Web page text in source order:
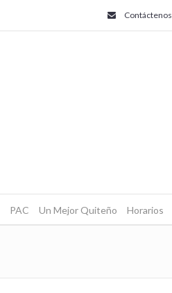
Contáctenos
PAC Un Mejor Quiteño Horarios